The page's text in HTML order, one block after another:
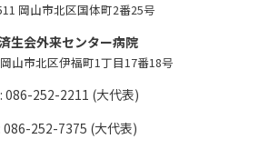
岡山市北区国体町2番25号
生会外来センター病院
山市北区伊福町1丁目17番18号
086-252-2211 (大代表)
086-252-7375 (大代表)